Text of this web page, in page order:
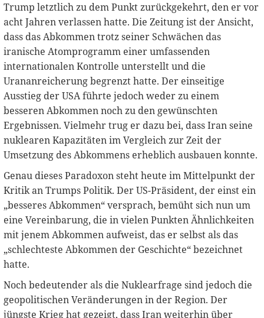
Trump letztlich zu dem Punkt zurückgekehrt, den er vor
acht Jahren verlassen hatte. Die Zeitung ist der Ansicht,
dass das Abkommen trotz seiner Schwächen das
iranische Atomprogramm einer umfassenden
internationalen Kontrolle unterstellt und die
Urananreicherung begrenzt hatte. Der einseitige
Ausstieg der USA führte jedoch weder zu einem
besseren Abkommen noch zu den gewünschten
Ergebnissen. Vielmehr trug er dazu bei, dass Iran seine
nuklearen Kapazitäten im Vergleich zur Zeit der
Umsetzung des Abkommens erheblich ausbauen konnte.
Genau dieses Paradoxon steht heute im Mittelpunkt der
Kritik an Trumps Politik. Der US-Präsident, der einst ein
„besseres Abkommen“ versprach, bemüht sich nun um
eine Vereinbarung, die in vielen Punkten Ähnlichkeiten
mit jenem Abkommen aufweist, das er selbst als das
„schlechteste Abkommen der Geschichte“ bezeichnet
hatte.
Noch bedeutender als die Nuklearfrage sind jedoch die
geopolitischen Veränderungen in der Region. Der
jüngste Krieg hat gezeigt, dass Iran weiterhin über